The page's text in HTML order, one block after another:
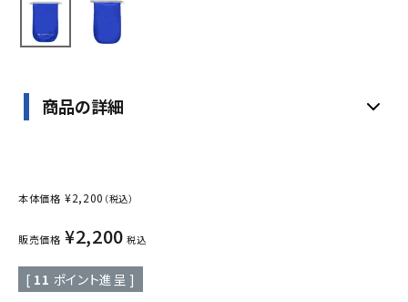
プライバシーポリシー
商品の詳細
本体価格 ¥2,200 （税込）
販売価格 ¥2,200 税込
[ 11 ポイント進呈 ]